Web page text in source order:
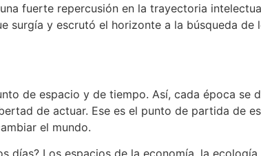
fuerte repercusión en la trayectoria
surgía y escrutó el horizonte a la búsqueda de
de espacio y de tiempo. Así, cada época
de actuar. Ese es el punto de partida de
el mundo.